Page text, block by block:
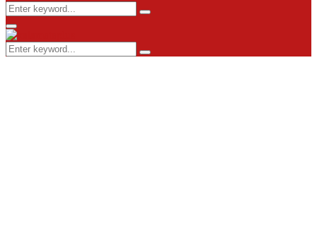
Search
for:
Search
Primary
Menu
Search
for:
Search